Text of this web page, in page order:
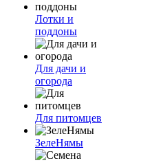
Лотки и
поддоны
Для дачи и
огорода
Для питомцев
ЗелеНямы